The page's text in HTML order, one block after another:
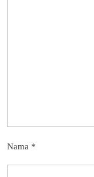
Nama *